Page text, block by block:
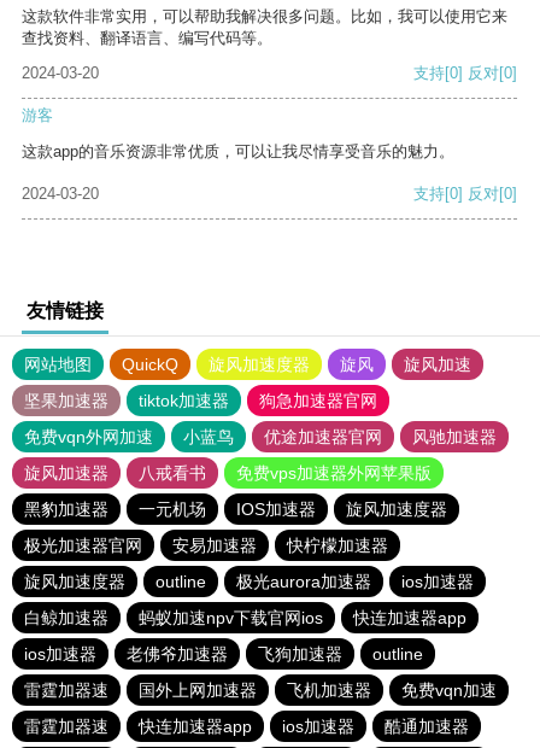
这款软件非常实用，可以帮助我解决很多问题。比如，我可以使用它来
查找资料、翻译语言、编写代码等。
2024-03-20
支持[0] 反对[0]
游客
这款app的音乐资源非常优质，可以让我尽情享受音乐的魅力。
2024-03-20 支持[0] 反对[0]
友情链接
网站地图 QuickQ 旋风加速度器 旋风
旋风加速
坚果加速器
tiktok加速器
狗急加速器官网
免费vqn外网加速
小蓝鸟 优途加速器官网
风驰加速器
旋风加速器
八戒看书
免费vps加速器外网苹果版
黑豹加速器
一元机场 IOS加速器
旋风加速度器
极光加速器官网
安易加速器
快柠檬加速器
旋风加速度器
outline 极光aurora加速器
ios加速器
白鲸加速器
蚂蚁加速npv下载官网ios
快连加速器app
ios加速器
老佛爷加速器 飞狗加速器
outline
雷霆加器速
国外上网加速器 飞机加速器
免费vqn加速
雷霆加器速
快连加速器app ios加速器 酷通加速器